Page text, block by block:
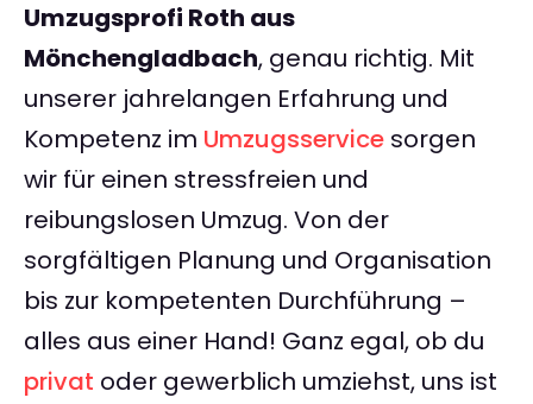
Umzugsprofi Roth aus
Mönchengladbach, genau richtig. Mit
unserer jahrelangen Erfahrung und
Kompetenz im Umzugsservice sorgen
wir für einen stressfreien und
reibungslosen Umzug. Von der
sorgfältigen Planung und Organisation
bis zur kompetenten Durchführung –
alles aus einer Hand! Ganz egal, ob du
privat oder gewerblich umziehst, uns ist